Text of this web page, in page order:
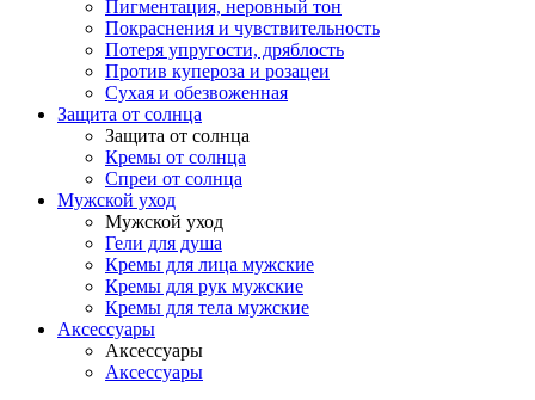
Пигментация, неровный тон
Покраснения и чувствительность
Потеря упругости, дряблость
Против купероза и розацеи
Сухая и обезвоженная
Защита от солнца
Защита от солнца
Кремы от солнца
Спреи от солнца
Мужской уход
Мужской уход
Гели для душа
Кремы для лица мужские
Кремы для рук мужские
Кремы для тела мужские
Аксессуары
Аксессуары
Аксессуары